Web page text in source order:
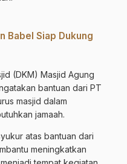
Babel Siap Dukung
(DKM) Masjid Agung
bantuan dari PT
masjid dalam
jamaah.
atas bantuan dari
meningkatkan